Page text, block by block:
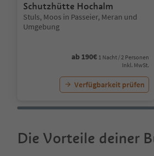
Schutzhütte Hochalm
Standort:
Stuls, Moos in Passeier, Meran und
Umgebung
ab 190€ 1 Nacht / 2 Personen
Inkl. MwSt.
Verfügbarkeit prüfen
Die Vorteile deiner